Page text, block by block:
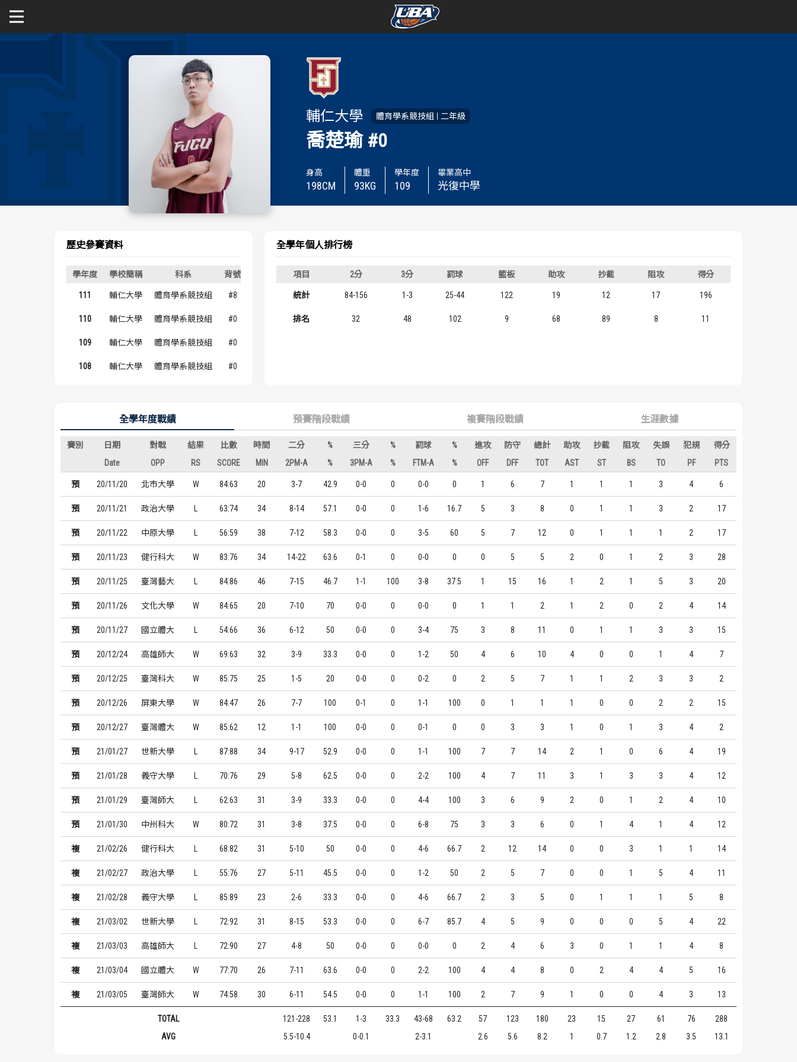
賽程表
球隊資訊
歷屆冠軍
賽程表
球隊資訊
歷屆冠軍
輔仁大學 體育學系競技組 二年級
喬楚瑜 #0
身高
198CM
體重
93KG
學年度
109
畢業高中
光復中學
歷史參賽資料
學年度 學校簡稱 科系 背號
111 輔仁大學 體育學系競技組 #8
110 輔仁大學 體育學系競技組 #0
109 輔仁大學 體育學系競技組 #0
108 輔仁大學 體育學系競技組 #0
全學年個人排行榜
項目 2分 3分 罰球 籃板 助攻 抄截 阻攻 得分
統計 84-156 1-3 25-44 122 19 12 17 196
排名 32 48 102 9 68 89 8 11
全學年度戰績 預賽階段戰績 複賽階段戰績 生涯數據
賽別 日期 對戰 結果 比數 時間 二分 % 三分 % 罰球 % 進攻 防守 總計 助攻 抄截 阻攻 失誤 犯規
得分
Date
OPP RS SCORE MIN 2PM-A % 3PM-A % FTM-A % OFF DFF TOT AST ST BS TO PF PTS
預 20/11/20 北市大學 W 84:63 20 3-7 42.9 0-0 0 0-0 0 1 6 7 1 1 1 3 4 6
預 20/11/21 政治大學 L 63:74 34 8-14 57.1 0-0 0 1-6 16.7 5 3 8 0 1 1 3 2 17
預 20/11/22 中原大學 L 56:59 38 7-12 58.3 0-0 0 3-5 60 5 7 12 0 1 1 1 2 17
預 20/11/23 健行科大 W 83:76 34 14-22 63.6 0-1 0 0-0 0 0 5 5 2 0 1 2 3 28
預 20/11/25 臺灣藝大 L 84:86 46 7-15 46.7 1-1 100 3-8 37.5 1 15 16 1 2 1 5 3 20
預 20/11/26 文化大學 W 84:65 20 7-10 70 0-0 0 0-0 0 1 1 2 1 2 0 2 4 14
預 20/11/27 國立體大 L 54:66 36 6-12 50 0-0 0 3-4 75 3 8 11 0 1 1 3 3 15
預 20/12/24 高雄師大 W 69:63 32 3-9 33.3 0-0 0 1-2 50 4 6 10 4 0 0 1 4 7
預 20/12/25 臺灣科大 W 85:75 25 1-5 20 0-0 0 0-2 0 2 5 7 1 1 2 3 3 2
預 20/12/26 屏東大學 W 84:47 26 7-7 100 0-1 0 1-1 100 0 1 1 1 0 0 2 2 15
預 20/12/27 臺灣體大 W 85:62 12 1-1 100 0-0 0 0-1 0 0 3 3 1 0 1 3 4 2
預 21/01/27 世新大學 L 87:88 34 9-17 52.9 0-0 0 1-1 100 7 7 14 2 1 0 6 4 19
預 21/01/28 義守大學 L 70:76 29 5-8 62.5 0-0 0 2-2 100 4 7 11 3 1 3 3 4 12
預 21/01/29 臺灣師大 L 62:63 31 3-9 33.3 0-0 0 4-4 100 3 6 9 2 0 1 2 4 10
預 21/01/30 中州科大 W 80:72 31 3-8 37.5 0-0 0 6-8 75 3 3 6 0 1 4 1 4 12
複 21/02/26 健行科大 L 68:82 31 5-10 50 0-0 0 4-6 66.7 2 12 14 0 0 3 1 1 14
複 21/02/27 政治大學 L 55:76 27 5-11 45.5 0-0 0 1-2 50 2 5 7 0 0 1 5 4 11
複 21/02/28 義守大學 L 85:89 23 2-6 33.3 0-0 0 4-6 66.7 2 3 5 0 1 1 1 5 8
複 21/03/02 世新大學 L 72:92 31 8-15 53.3 0-0 0 6-7 85.7 4 5 9 0 0 0 5 4 22
複 21/03/03 高雄師大 L 72:90 27 4-8 50 0-0 0 0-0 0 2 4 6 3 0 1 1 4 8
複 21/03/04 國立體大 W 77:70 26 7-11 63.6 0-0 0 2-2 100 4 4 8 0 2 4 4 5 16
複 21/03/05 臺灣師大 W 74:58 30 6-11 54.5 0-0 0 1-1 100 2 7 9 1 0 0 4 3 13
TOTAL 121-228 53.1 1-3 33.3 43-68 63.2 57 123 180 23 15 27 61 76
288
AVG
5.5-10.4 0-0.1 2-3.1 2.6 5.6 8.2 1 0.7 1.2 2.8 3.5 13.1